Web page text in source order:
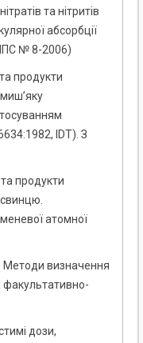
та нітритів
абсорбції
№ 8-2006)
продукти
IDT). З
продукти
атомної
Методи визначення
факультативно-
дози,